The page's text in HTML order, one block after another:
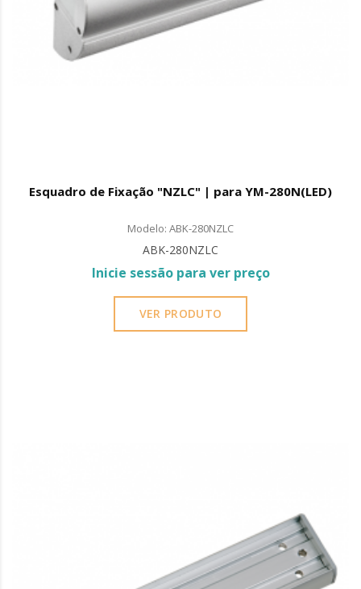
Esquadro de Fixação "NZLC" | para YM-280N(LED)
Modelo: ABK-280NZLC
ABK-280NZLC
Inicie sessão para ver preço
VER PRODUTO